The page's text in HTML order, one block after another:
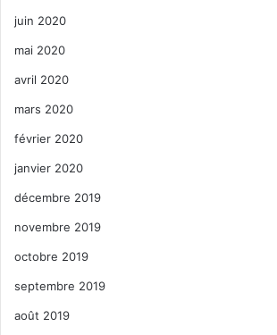
juin 2020
mai 2020
avril 2020
mars 2020
février 2020
janvier 2020
décembre 2019
novembre 2019
octobre 2019
septembre 2019
août 2019